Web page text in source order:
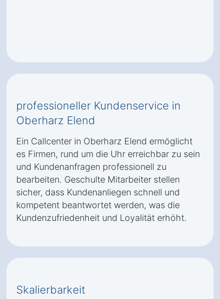
professioneller Kundenservice in
Oberharz Elend
Ein Callcenter in Oberharz Elend ermöglicht
es Firmen, rund um die Uhr erreichbar zu sein
und Kundenanfragen professionell zu
bearbeiten. Geschulte Mitarbeiter stellen
sicher, dass Kundenanliegen schnell und
kompetent beantwortet werden, was die
Kundenzufriedenheit und Loyalität erhöht.
Skalierbarkeit